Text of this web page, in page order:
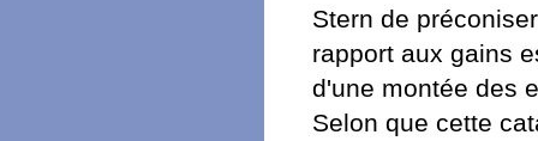
Stern de
rapport aux gains
d'une montée des
Selon que cette